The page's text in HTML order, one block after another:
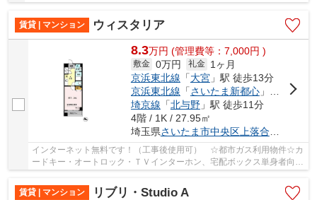
トやアレルギーに弱い方にもおすすめなフロー...
賃貸 | マンション
ウィスタリア
8.3万円 (管理費等：7,000円 )
敷金 0万円 礼金
1ヶ月
京浜東北線 「大宮」駅 徒歩13分
京浜東北線 「さいたま新都心」駅 徒歩14分
埼京線 「北与野」駅 徒歩11分
4階 / 1K / 27.95㎡
埼玉県さいたま市中央区上落合
インターネット無料です！（工事後使用可） ☆都市ガス利用物件☆カ
ードキー・オートロック・ＴＶインターホン、宅配ボックス単身者向け
賃貸です♪
賃貸 | マンション
リブリ・Studio A